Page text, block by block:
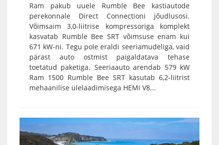
Ram pakub uuele Rumble Bee kastiautode
perekonnale Direct Connectioni jõudlusosi.
Võimsaim 3,0-liitrise kompressoriga komplekt
kasvatab Rumble Bee SRT võimsuse enam kui
671 kW-ni. Tegu pole eraldi seeriamudeliga, vaid
pärast auto ostmist paigaldatava tehase
toetatud paketiga. Seeriaauto arendab 579 kW
Ram 1500 Rumble Bee SRT kasutab 6,2-liitrist
mehaanilise ülelaadimisega HEMI V8...